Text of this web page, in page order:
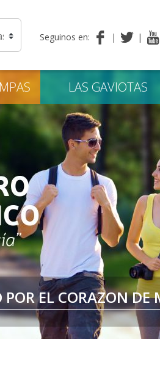
Seguinos en:
POR ESO,
POR EL CORAZON DE
LAS GAVIOTAS